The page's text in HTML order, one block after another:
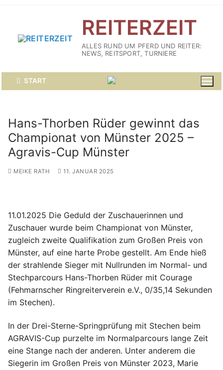
springen
REITERZEIT
ALLES RUND UM PFERD UND REITER:
NEWS, REITSPORT, TURNIERE
START
Hans-Thorben Rüder gewinnt das
Championat von Münster 2025 –
Agravis-Cup Münster
MEIKE RATH 11. JANUAR 2025
11.01.2025 Die Geduld der Zuschauerinnen und
Zuschauer wurde beim Championat von Münster,
zugleich zweite Qualifikation zum Großen Preis von
Münster, auf eine harte Probe gestellt. Am Ende hieß
der strahlende Sieger mit Nullrunden im Normal- und
Stechparcours Hans-Thorben Rüder mit Courage
(Fehmarnscher Ringreiterverein e.V., 0/35,14 Sekunden
im Stechen).
In der Drei-Sterne-Springprüfung mit Stechen beim
AGRAVIS-Cup purzelte im Normalparcours lange Zeit
eine Stange nach der anderen. Unter anderem die
Siegerin im Großen Preis von Münster 2023, Marie